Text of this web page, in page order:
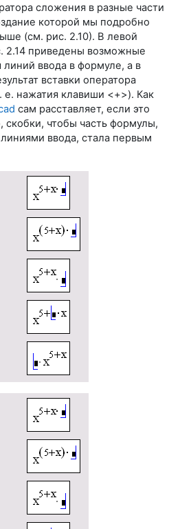
сложения в разные части
которой мы подробно
(см. рис. 2.10). В левой
2.14 приведены возможные
ввода в формуле, а в
вставки оператора
е. нажатия клавиши <+>). Как
сам расставляет, если это
скобки, чтобы часть формулы,
ввода, стала первым